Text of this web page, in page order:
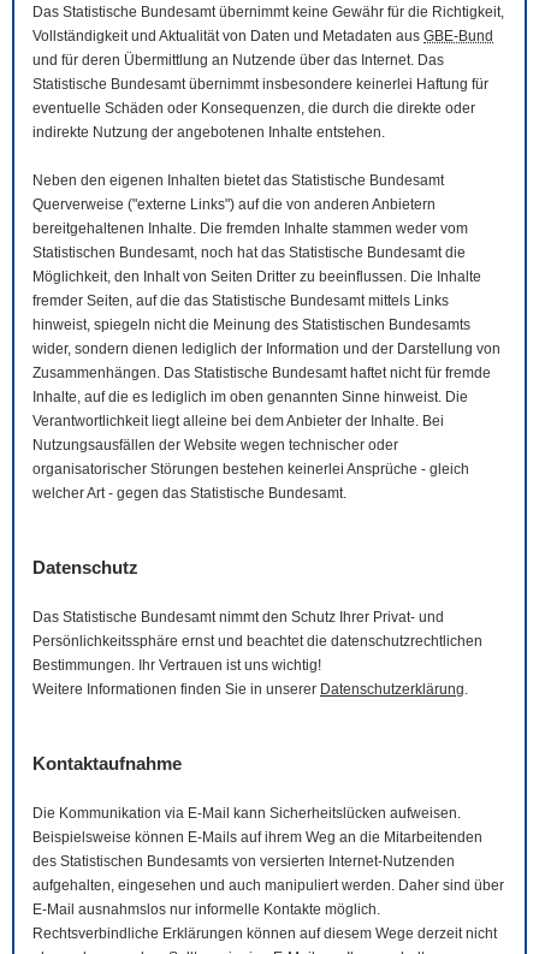
Das Statistische Bundesamt übernimmt keine Gewähr für die Richtigkeit,
Vollständigkeit und Aktualität von Daten und Metadaten aus GBE-Bund
und für deren Übermittlung an Nutzende über das Internet. Das
Statistische Bundesamt übernimmt insbesondere keinerlei Haftung für
eventuelle Schäden oder Konsequenzen, die durch die direkte oder
indirekte Nutzung der angebotenen Inhalte entstehen.
Neben den eigenen Inhalten bietet das Statistische Bundesamt
Querverweise ("externe Links") auf die von anderen Anbietern
bereitgehaltenen Inhalte. Die fremden Inhalte stammen weder vom
Statistischen Bundesamt, noch hat das Statistische Bundesamt die
Möglichkeit, den Inhalt von Seiten Dritter zu beeinflussen. Die Inhalte
fremder Seiten, auf die das Statistische Bundesamt mittels Links
hinweist, spiegeln nicht die Meinung des Statistischen Bundesamts
wider, sondern dienen lediglich der Information und der Darstellung von
Zusammenhängen. Das Statistische Bundesamt haftet nicht für fremde
Inhalte, auf die es lediglich im oben genannten Sinne hinweist. Die
Verantwortlichkeit liegt alleine bei dem Anbieter der Inhalte. Bei
Nutzungsausfällen der Website wegen technischer oder
organisatorischer Störungen bestehen keinerlei Ansprüche - gleich
welcher Art - gegen das Statistische Bundesamt.
Datenschutz
Das Statistische Bundesamt nimmt den Schutz Ihrer Privat- und
Persönlichkeitssphäre ernst und beachtet die datenschutzrechtlichen
Bestimmungen. Ihr Vertrauen ist uns wichtig!
Weitere Informationen finden Sie in unserer Datenschutzerklärung.
Kontaktaufnahme
Die Kommunikation via E-Mail
kann Sicherheitslücken aufweisen.
Beispielsweise können E-Mails auf ihrem Weg an die Mitarbeitenden
des Statistischen Bundesamts von versierten Internet-Nutzenden
aufgehalten, eingesehen und auch manipuliert werden. Daher sind über
E-Mail ausnahmslos nur informelle Kontakte möglich.
Rechtsverbindliche Erklärungen können auf diesem Wege derzeit nicht